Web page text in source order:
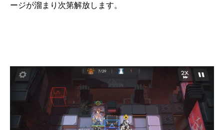
ージが溜まり次第解放します。